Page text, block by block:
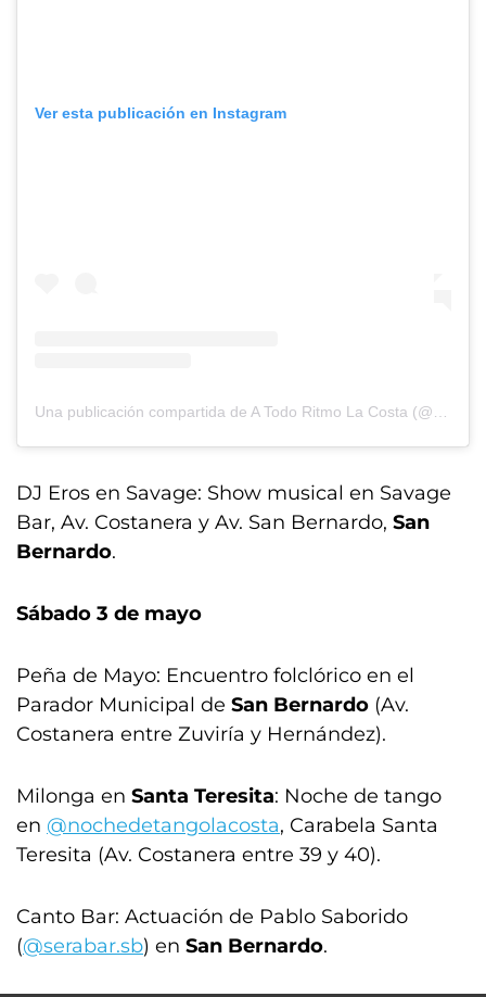
Ver esta publicación en Instagram
DJ Eros en Savage: Show musical en Savage
Bar, Av. Costanera y Av. San Bernardo, San
Bernardo.
Sábado 3 de mayo
Peña de Mayo: Encuentro folclórico en el
Parador Municipal de San Bernardo (Av.
Costanera entre Zuviría y Hernández).
Milonga en Santa Teresita: Noche de tango
en @nochedetangolacosta, Carabela Santa
Teresita (Av. Costanera entre 39 y 40).
Canto Bar: Actuación de Pablo Saborido
(@serabar.sb) en San Bernardo.